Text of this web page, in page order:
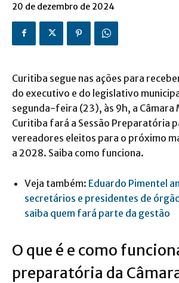
20 de dezembro de 2024
Curitiba segue nas ações para
do executivo e do legislativo
segunda-feira (23), às 9h, a Câmara
Curitiba fará a Sessão Preparatória
vereadores eleitos para o próximo
a 2028. Saiba como funciona.
Veja também: Eduardo Pimentel
secretários e presidentes de
saiba quem fará parte da gestão
O que é e como
preparatória da